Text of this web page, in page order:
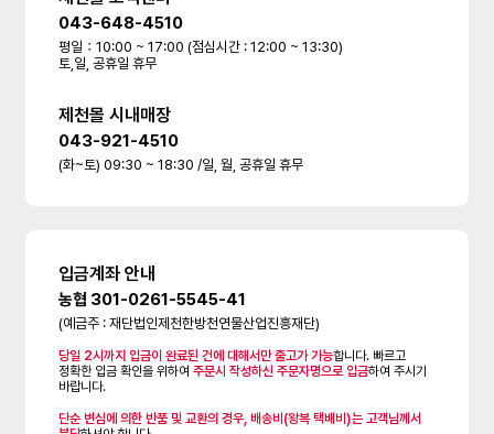
043-648-4510
평일：10:00 ~ 17:00 (점심시간 : 12:00 ~ 13:30)
토,일, 공휴일 휴무
제천몰 시내매장
043-921-4510
(화~토) 09:30 ~ 18:30 /일, 월, 공휴일 휴무
입금계좌 안내
농협 301-0261-5545-41
(예금주 : 재단법인제천한방천연물산업진흥재단)
당일 2시까지 입금이 완료된 건에 대해서만 출고가 가능합니다. 빠르고
정확한 입금 확인을 위하여주문시 작성하신 주문자명으로 입금하여 주시기
바랍니다.
단순 변심에 의한 반품 및 교환의 경우, 배송비(왕복 택배비)는 고객님께서